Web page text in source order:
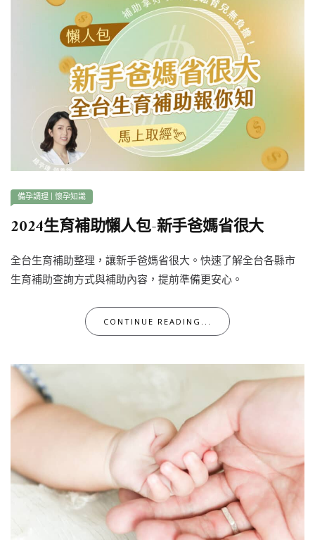
備孕調理 懷孕知識
2024生育補助懶人包-新手爸媽省很大
全台生育補助整理，讓新手爸媽省很大。快速了解全台各縣市
生育補助查詢方式與補助內容，提前準備更安心。
CONTINUE READING...